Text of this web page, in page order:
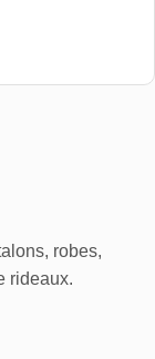
robes,
rideaux.